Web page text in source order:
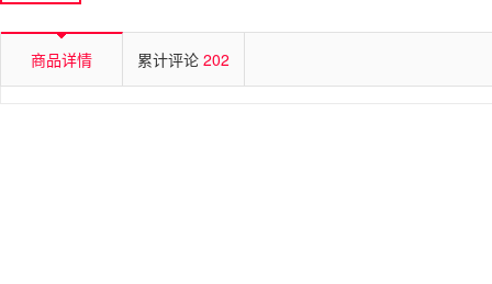
商品详情 累计评论 202